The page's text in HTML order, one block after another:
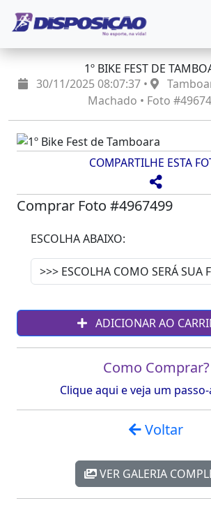
1º BIKE FEST DE
30/11/2025 08:07:37 •
Machado • Foto
COMPARTILHE ESTA
Comprar Foto #4967499
ESCOLHA ABAIXO:
ADICIONAR AO
Como Comprar?
Clique aqui e veja um
Voltar
VER GALERIA